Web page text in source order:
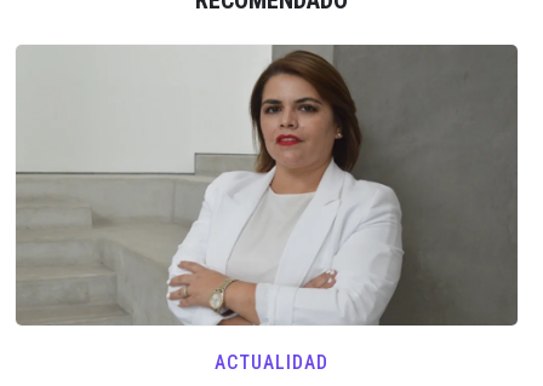
ACTUALIDAD